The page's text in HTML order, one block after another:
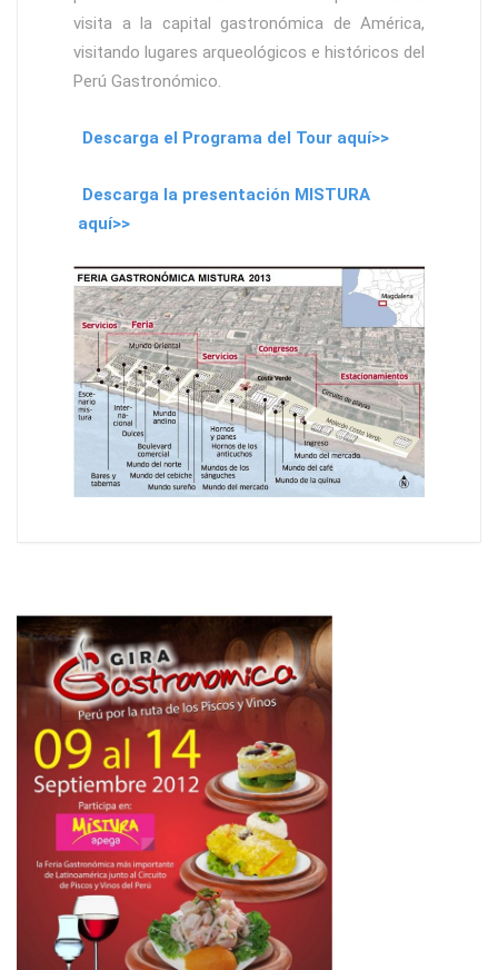
visita a la capital gastronómica de América,
visitando lugares arqueológicos e históricos del
Perú Gastronómico.
Descarga el Programa del Tour aquí>>
Descarga la presentación MISTURA
aquí>>